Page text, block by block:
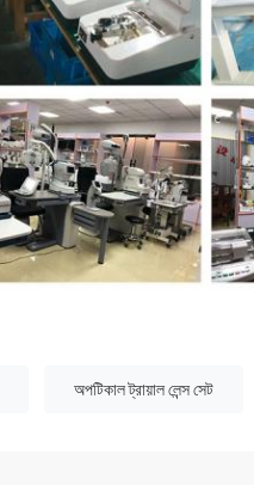
অপটিকাল ট্রায়াল লেন্স সেট